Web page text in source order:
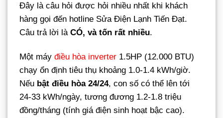
Đây là câu hỏi được hỏi nhiều nhất khi khách
hàng gọi đến hotline Sửa Điện Lạnh Tiến Đạt.
Câu trả lời là CÓ, và tốn rất nhiều.
Một máy điều hòa inverter 1.5HP (12.000 BTU)
chạy ổn định tiêu thụ khoảng 1.0-1.4 kWh/giờ.
Nếu bật điều hòa 24/24, con số có thể lên tới
24-33 kWh/ngày, tương đương 1.2-1.8 triệu
đồng/tháng (tính giá điện sinh hoạt bậc cao).